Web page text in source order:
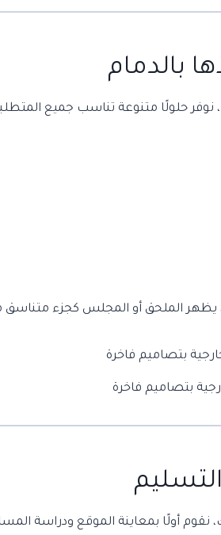
بالدمام
حلولًا متنوعة تناسب جميع
يظهر الملحق أو المجلس كجزء متناسق
بتصاميم فاخرة
أولًا بمعاينة الموقع ودراسة